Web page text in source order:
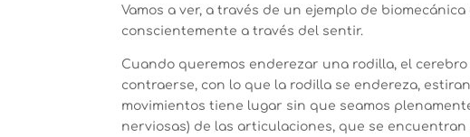
Vamos a ver, a través de un ejemplo de
conscientemente a través del sentir.
Cuando queremos enderezar una rodilla, el
contraerse, con lo que la rodilla se endereza,
movimientos tiene lugar sin que seamos
nerviosas) de las articulaciones, que se